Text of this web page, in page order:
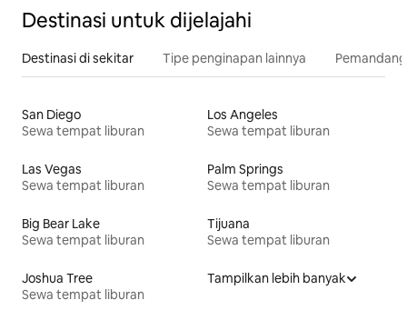
Destinasi untuk dijelajahi
Destinasi di sekitar Tipe penginapan lainnya
San Diego
Sewa tempat liburan
Los Angeles
Sewa tempat liburan
Las Vegas
Sewa tempat liburan
Palm Springs
Sewa tempat liburan
Big Bear Lake
Sewa tempat liburan
Tijuana
Sewa tempat liburan
Joshua Tree
Sewa tempat liburan
Tampilkan lebih banyak